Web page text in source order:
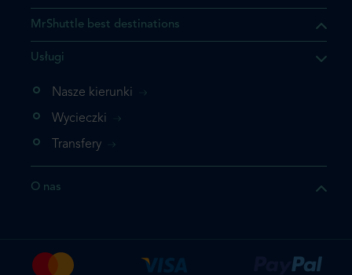
którego szukasz jest już
rezerwację.
jeszcze raz
MrShuttle best destinations
Usługi
Nasze kierunki
Wycieczki
Transfery
O nas